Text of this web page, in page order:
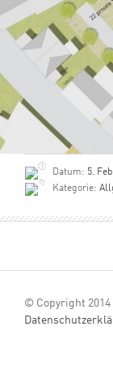
Datum: 5.
Kategorie:
© Copyright 2014